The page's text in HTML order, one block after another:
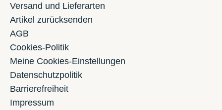
Versand und Lieferarten
Artikel zurücksenden
AGB
Cookies-Politik
Meine Cookies-Einstellungen
Datenschutzpolitik
Barrierefreiheit
Impressum